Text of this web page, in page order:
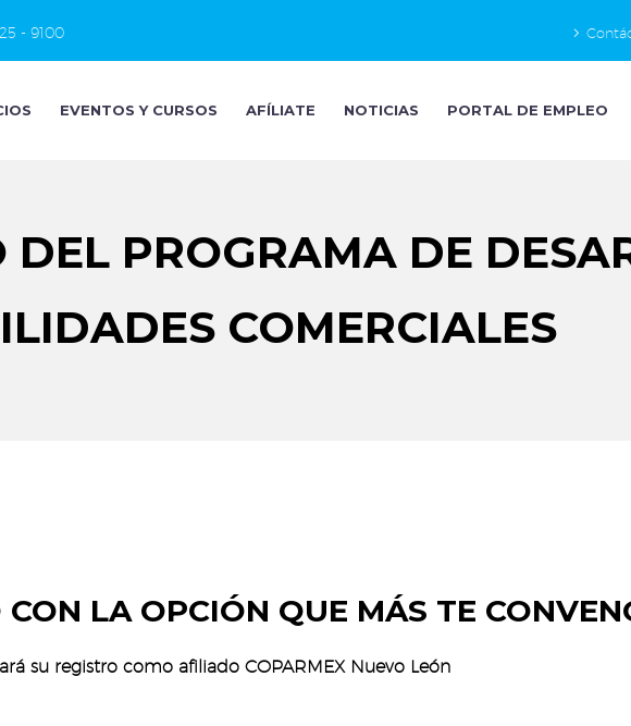
- 9100
EVENTOS Y CURSOS AFÍLIATE NOTICIAS PORTAL DE EMPLEO
PROGRAMA DE
COMERCIALES
LA OPCIÓN QUE MÁS TE
su registro como afiliado COPARMEX Nuevo León